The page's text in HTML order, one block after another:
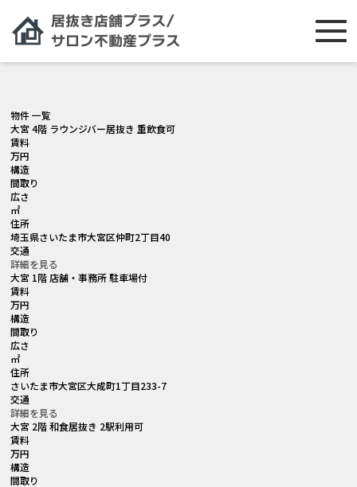
物件 一覧
大宮 4階 ラウンジバー居抜き 重飲食可
賃料
万円
構造
間取り
広さ
㎡
住所
埼玉県さいたま市大宮区仲町2丁目40
交通
詳細を見る
大宮 1階 店舗・事務所 駐車場付
賃料
万円
構造
間取り
広さ
㎡
住所
さいたま市大宮区大成町1丁目233-7
交通
詳細を見る
大宮 2階 和食居抜き 2駅利用可
賃料
万円
構造
間取り